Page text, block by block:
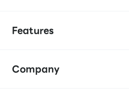
Features
Company